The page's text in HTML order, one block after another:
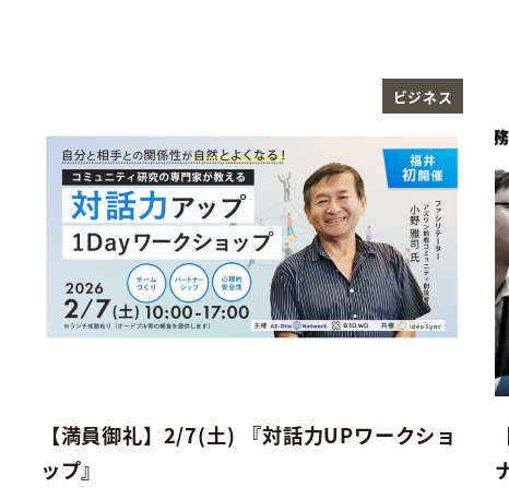
ビジネス
【満員御礼】2/7(土) 『対話力UPワークショ
ップ』